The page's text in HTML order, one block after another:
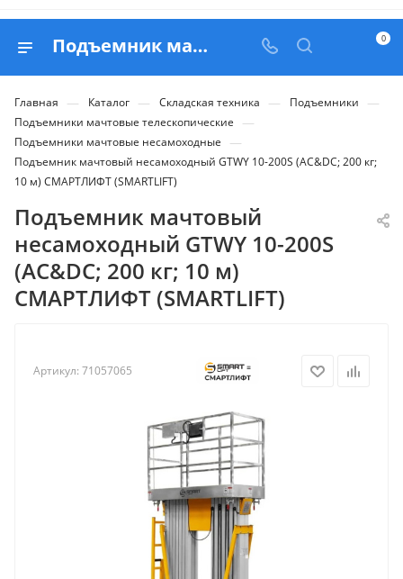
Подъемник мачтовый несамоходный GTWY 10-200S (AC&DC; 200 кг; 10 м) СМАРТЛИФТ (SMARTLIFT) - купить в Belapex 0
Главная — Каталог — Складская техника — Подъемники —
Подъемники мачтовые телескопические —
Подъемники мачтовые несамоходные —
Подъемник мачтовый несамоходный GTWY 10-200S (AC&DC; 200 кг;
10 м) СМАРТЛИФТ (SMARTLIFT)
Подъемник мачтовый
несамоходный GTWY 10-200S
(AC&DC; 200 кг; 10 м)
СМАРТЛИФТ (SMARTLIFT)
Артикул: 71057065